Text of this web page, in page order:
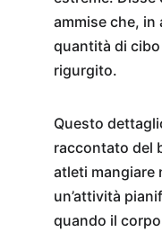
ammise che, in
quantità di
rigurgito.
Questo
raccontato del
atleti mangiare
un’attività
quando il